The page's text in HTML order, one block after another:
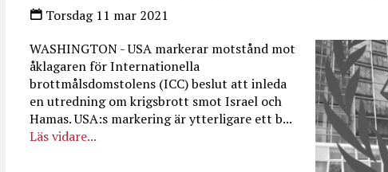
Torsdag 11 mar 2021
WASHINGTON - USA markerar motstånd mot
åklagaren för Internationella
brottmålsdomstolens (ICC) beslut att inleda
en utredning om krigsbrott smot Israel och
Hamas. USA:s markering är ytterligare ett b...
Läs vidare...